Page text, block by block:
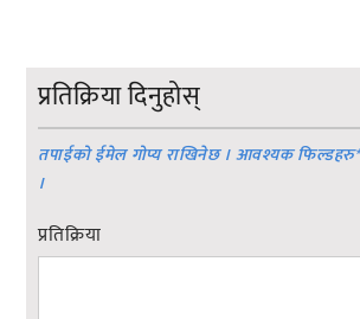
प्रतिक्रिया दिनुहोस्
तपाईको ईमेल गोप्य राखिनेछ । आवश्यक फिल्डहरु*
।
प्रतिक्रिया